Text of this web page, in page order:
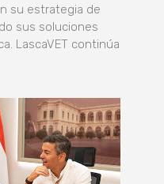
su estrategia de
sus soluciones
LascaVET continúa